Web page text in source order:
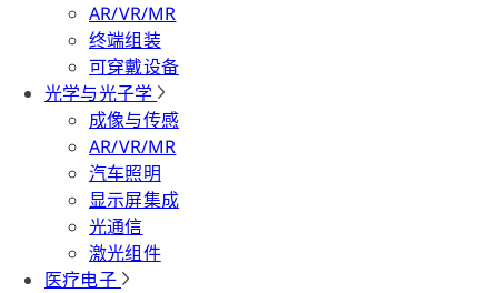
AR/VR/MR
终端组装
可穿戴设备
光学与光子学
成像与传感
AR/VR/MR
汽车照明
显示屏集成
光通信
激光组件
医疗电子